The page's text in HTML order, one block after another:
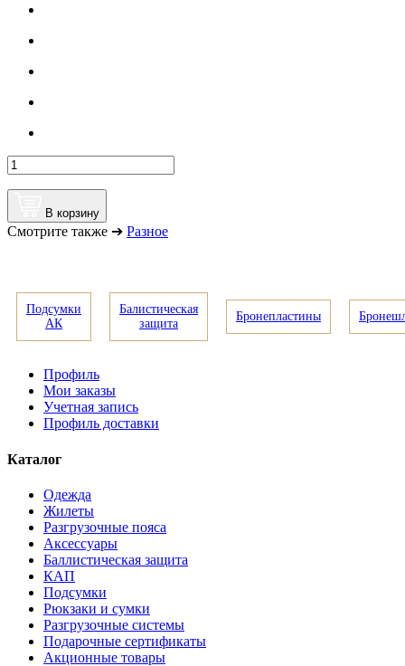
В корзину
Смотрите также ➔ Разное
Подсумки
АК
Балистическая
защита
Бронепластины
Профиль
Мои заказы
Учетная запись
Профиль доставки
Каталог
Одежда
Жилеты
Разгрузочные пояса
Аксессуары
Баллистическая защита
КАП
Подсумки
Рюкзаки и сумки
Разгрузочные системы
Подарочные сертификаты
Акционные товары